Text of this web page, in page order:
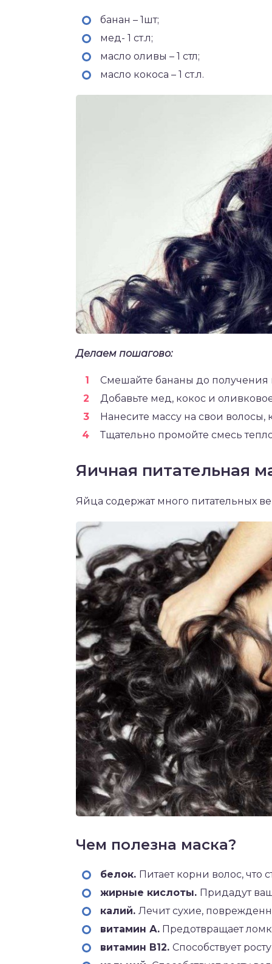
банан – 1шт;
мед- 1 ст.л;
масло оливы – 1 стл;
масло кокоса – 1 ст.л.
Делаем пошагово:
Смешайте бананы до получения
Добавьте мед, кокос и
Нанесите массу на свои
Тщательно промойте смесь
Яичная питательная
Яйца содержат много питательных
Чем полезна маска?
белок. Питает корни волос, что
жирные кислоты. Придадут
калий. Лечит сухие,
витамин А. Предотвращает
витамин В12. Способствует